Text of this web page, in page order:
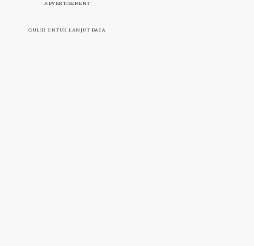
ADVERTISEMENT
GULIR UNTUK LANJUT BACA